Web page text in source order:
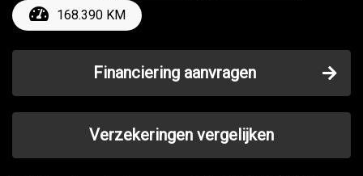
168.390 KM
Financiering aanvragen
Verzekeringen vergelijken